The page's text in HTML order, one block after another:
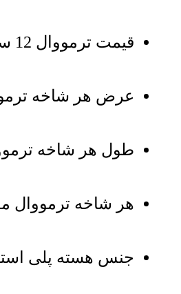
قیمت ترمووال 12 سانت کد 1250 سفید براق بر اساس هر شاخه درج شده است
عرض هر شاخه ترمووال : 12
طول هر شاخه ترمووال :
هر شاخه ترمووال معادل 0.33 مترمربع از دیوار
جنس هسته پلی